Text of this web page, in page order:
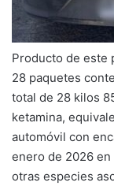
Producto de este
28 paquetes
total de 28 kilos
ketamina,
automóvil con
enero de 2026 en
otras especies